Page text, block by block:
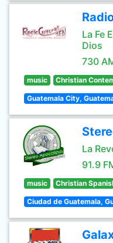
La Fe
Dios
730
music Christian
Guatemala City,
La
91.9
music Christian
Ciudad de Guatemala,